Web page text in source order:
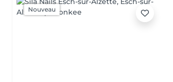
Nouveau